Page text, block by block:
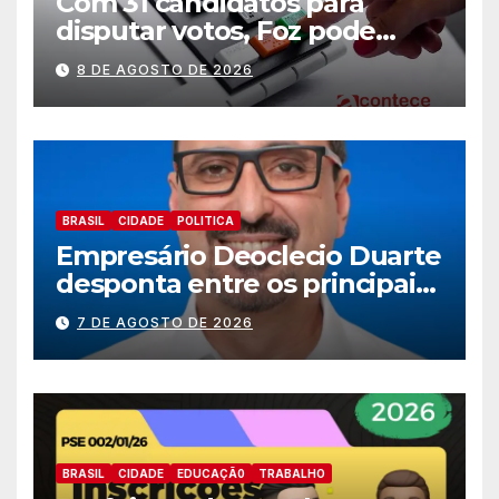
disputar votos, Foz pode
perder representatividade
8 DE AGOSTO DE 2026
BRASIL CIDADE POLITICA
Empresário Deoclecio Duarte
desponta entre os principais
nomes do União Brasil para
deputado estadual
7 DE AGOSTO DE 2026
BRASIL CIDADE EDUCAÇÃ0 TRABALHO